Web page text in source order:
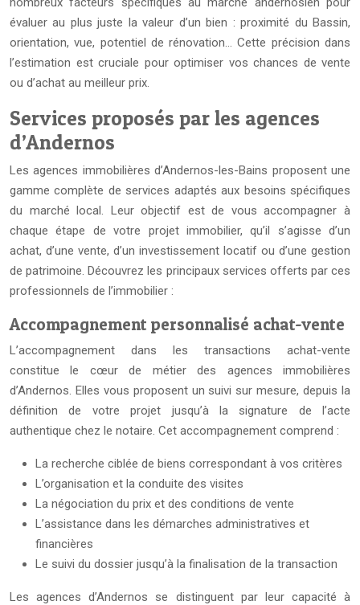
évaluer au plus juste la valeur d’un bien : proximité du Bassin,
orientation, vue, potentiel de rénovation… Cette précision dans
l’estimation est cruciale pour optimiser vos chances de vente
ou d’achat au meilleur prix.
Services proposés par les agences
d’Andernos
Les agences immobilières d’Andernos-les-Bains proposent une
gamme complète de services adaptés aux besoins spécifiques
du marché local. Leur objectif est de vous accompagner à
chaque étape de votre projet immobilier, qu’il s’agisse d’un
achat, d’une vente, d’un investissement locatif ou d’une gestion
de patrimoine. Découvrez les principaux services offerts par ces
professionnels de l’immobilier :
Accompagnement personnalisé achat-vente
L’accompagnement dans les transactions achat-vente
constitue le cœur de métier des agences immobilières
d’Andernos. Elles vous proposent un suivi sur mesure, depuis la
définition de votre projet jusqu’à la signature de l’acte
authentique chez le notaire. Cet accompagnement comprend :
La recherche ciblée de biens correspondant à vos critères
L’organisation et la conduite des visites
La négociation du prix et des conditions de vente
L’assistance dans les démarches administratives et
financières
Le suivi du dossier jusqu’à la finalisation de la transaction
Les agences d’Andernos se distinguent par leur capacité à